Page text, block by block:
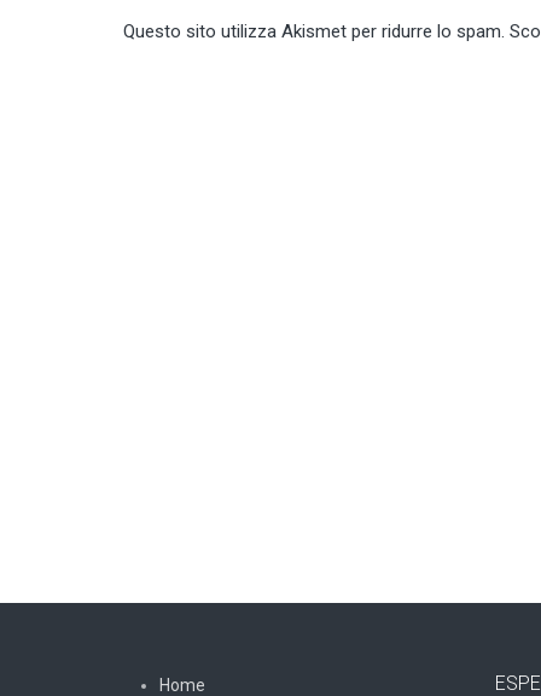
Questo sito utilizza Akismet per ridurre lo spam.
Home